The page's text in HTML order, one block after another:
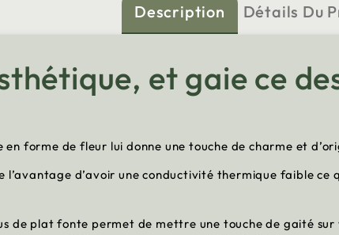
Description Détails Du
et gaie ce
forme de fleur lui donne une touche de charme et
l’avantage d’avoir une conductivité thermique faible
de plat fonte permet de mettre une touche de gaité